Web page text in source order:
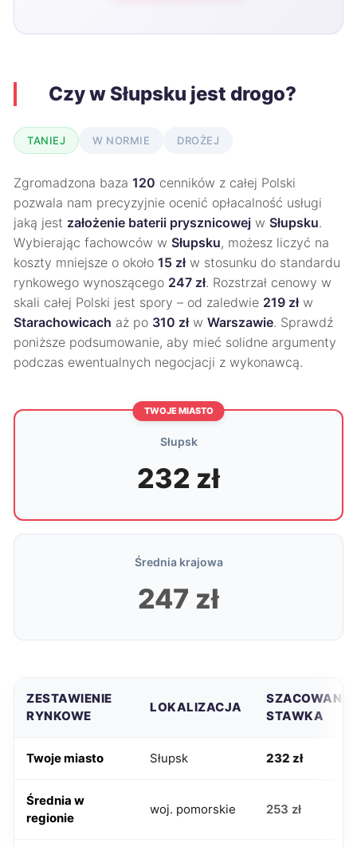
Czy w Słupsku jest drogo?
TANIEJ W NORMIE DROŻEJ
Zgromadzona baza 120 cenników z całej Polski
pozwala nam precyzyjnie ocenić opłacalność usługi
jaką jest założenie baterii prysznicowej w Słupsku.
Wybierając fachowców w Słupsku, możesz liczyć na
koszty mniejsze o około 15 złw stosunku do standardu
rynkowego wynoszącego 247 zł. Rozstrzał cenowy w
skali całej Polski jest spory – od zaledwie 219 złw
Starachowicach aż po 310 złw Warszawie. Sprawdź
poniższe podsumowanie, aby mieć solidne argumenty
podczas ewentualnych negocjacji z wykonawcą.
TWOJE MIASTO
Słupsk
232 zł
Średnia krajowa
247 zł
ZESTAWIENIE
RYNKOWE
LOKALIZACJA
SZACOWANA
STAWKA
Twoje miasto Słupsk 232 zł
Średnia w
regionie
woj. pomorskie 253 zł